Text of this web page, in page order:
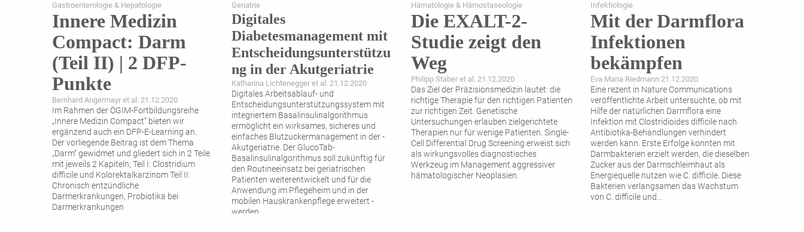
Therapiebeginn sollen zur Früherkennung
des...
Gastroenterologie & Hepatologie
Innere Medizin
Compact: Darm
(Teil II) | 2 DFP-
Punkte
Bernhard Angermayr et al. 21.12.2020
Im Rahmen der ÖGIM-Fortbildungsreihe
„Innere Medizin Compact“ bieten wir
ergänzend auch ein DFP-E-Learning an.
Der vorliegende Beitrag ist dem Thema
„Darm“ gewidmet und gliedert sich in 2 Teile
mit jeweils 2 Kapiteln; Teil I: Clostridium
difficile und Kolorektalkarzinom Teil II:
Chronisch entzündliche
Darmerkrankungen, Probiotika bei
Darmerkrankungen
Geriatrie
Digitales
Diabetesmanagement mit
Entscheidungsunterstützu
ng in der Akutgeriatrie
Katharina Lichtenegger et al. 21.12.2020
Digitales Arbeitsablauf- und
Entscheidungsunterstützungssystem mit
integriertem Basalinsulin­algorithmus
ermöglicht ein wirksames, sicheres und
einfaches Blutzuckermanagement in der ­
Akutgeriatrie. Der GlucoTab-
Basalinsulinalgorithmus soll zukünftig für
den Routineeinsatz bei geriatrischen
Patienten weiterentwickelt und für die
Anwendung im Pflegeheim und in der
mobilen Hauskrankenpflege erweitert ­
werden.
Hämatologie & Hämostaseologie
Die EXALT-2-
Studie zeigt den
Weg
Philipp Staber et al. 21.12.2020
Das Ziel der Präzisionsmedizin lautet: die
richtige Therapie für den richtigen Patienten
zur richtigen Zeit. Genetische
Untersuchungen erlauben zielgerichtete
Therapien nur für wenige Patienten. Single-
Cell Differential Drug Screening erweist sich
als wirkungsvolles diagnostisches
Werkzeug im Management aggressiver
hämatologischer Neoplasien.
Infektiologie
Mit der Darmflora
Infektionen
bekämpfen
Eva Maria Riedmann 21.12.2020
Eine rezent in Nature Communications
veröffentlichte Arbeit untersuchte, ob mit
Hilfe der natürlichen Darmflora eine
Infektion mit Clostridioides difficile nach
Antibiotika-Behandlungen verhindert
werden kann. Erste Erfolge konnten mit
Darmbakterien erzielt werden, die dieselben
Zucker aus der Darmschleimhaut als
Energiequelle nutzen wie C. difficile. Diese
Bakterien verlangsamen das Wachstum
von C. difficile und...